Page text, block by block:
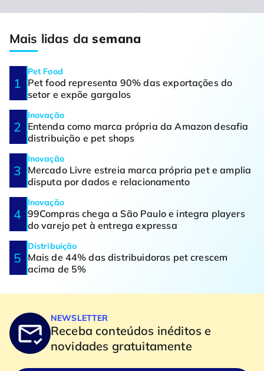
Mais lidas dasemana
Pet Food
Pet food representa 90% das exportações do
setor e expõe gargalos
Inovação
Entenda como marca própria da Amazon desafia
distribuição e pet shops
Inovação
Mercado Livre estreia marca própria pet e amplia
disputa por dados e relacionamento
Inovação
99Compras chega a São Paulo e integra players
do varejo pet à entrega expressa
Distribuição
Mais de 44% das distribuidoras pet crescem
acima de 5%
NEWSLETTER
Receba conteúdos inéditos e
novidades gratuitamente